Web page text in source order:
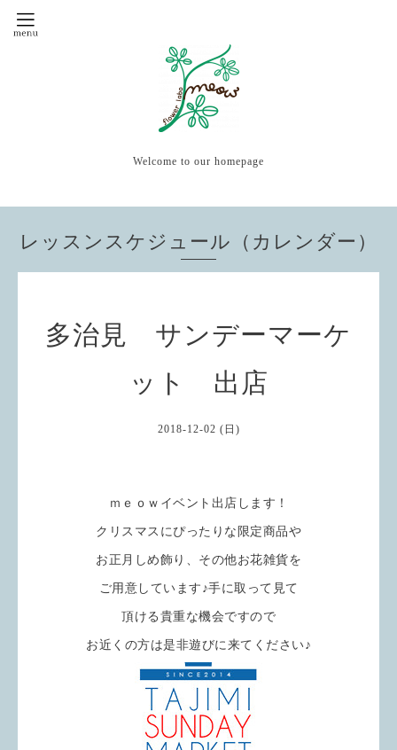
Welcome to our homepage
レッスンスケジュール（カレンダー）
多治見 サンデーマーケ
ット 出店
2018-12-02 (日)
ｍｅｏｗイベント出店します！
クリスマスにぴったりな限定商品や
お正月しめ飾り、その他お花雑貨を
ご用意しています♪手に取って見て
頂ける貴重な機会ですので
お近くの方は是非遊びに来てください♪